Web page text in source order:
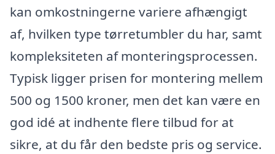
kan omkostningerne variere afhængigt
af, hvilken type tørretumbler du har, samt
kompleksiteten af monteringsprocessen.
Typisk ligger prisen for montering mellem
500 og 1500 kroner, men det kan være en
god idé at indhente flere tilbud for at
sikre, at du får den bedste pris og service.